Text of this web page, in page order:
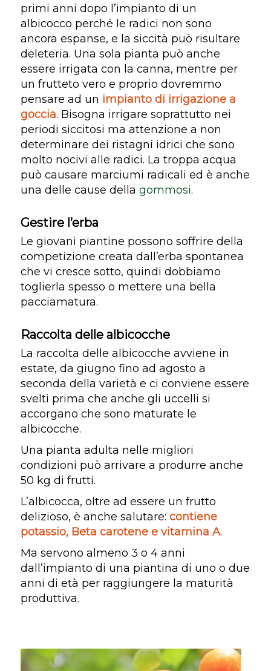
primi anni dopo l’impianto di un
albicocco perché le radici non sono
ancora espanse, e la siccità può risultare
deleteria. Una sola pianta può anche
essere irrigata con la canna, mentre per
un frutteto vero e proprio dovremmo
pensare ad un impianto di irrigazione a
goccia. Bisogna irrigare soprattutto nei
periodi siccitosi ma attenzione a non
determinare dei ristagni idrici che sono
molto nocivi alle radici. La troppa acqua
può causare marciumi radicali ed è anche
una delle cause della gommosi.
Gestire l’erba
Le giovani piantine possono soffrire della
competizione creata dall’erba spontanea
che vi cresce sotto, quindi dobbiamo
toglierla spesso o mettere una bella
pacciamatura.
Raccolta delle albicocche
La raccolta delle albicocche avviene in
estate, da giugno fino ad agosto a
seconda della varietà e ci conviene essere
svelti prima che anche gli uccelli si
accorgano che sono maturate le
albicocche.
Una pianta adulta nelle migliori
condizioni può arrivare a produrre anche
50 kg di frutti.
L’albicocca, oltre ad essere un frutto
delizioso, è anche salutare: contiene
potassio, Beta carotene e vitamina A.
Ma servono almeno 3 o 4 anni
dall’impianto di una piantina di uno o due
anni di età per raggiungere la maturità
produttiva.